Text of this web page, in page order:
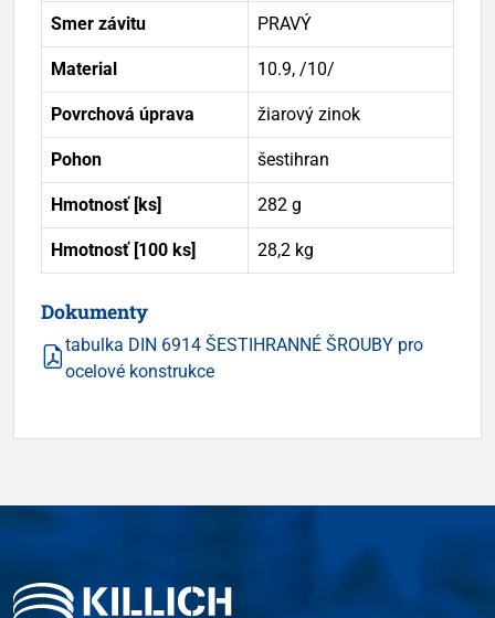
Smer závitu PRAVÝ
Material 10.9, /10/
Povrchová úprava žiarový zinok
Pohon šestihran
Hmotnosť [ks] 282 g
Hmotnosť [100 ks] 28,2 kg
Dokumenty
tabulka DIN 6914 ŠESTIHRANNÉ ŠROUBY pro
ocelové konstrukce